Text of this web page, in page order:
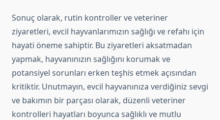
Sonuç olarak, rutin kontroller ve veteriner
ziyaretleri, evcil hayvanlarımızın sağlığı ve refahı için
hayati öneme sahiptir. Bu ziyaretleri aksatmadan
yapmak, hayvanınızın sağlığını korumak ve
potansiyel sorunları erken teşhis etmek açısından
kritiktir. Unutmayın, evcil hayvanınıza verdiğiniz sevgi
ve bakımın bir parçası olarak, düzenli veteriner
kontrolleri hayatları boyunca sağlıklı ve mutlu